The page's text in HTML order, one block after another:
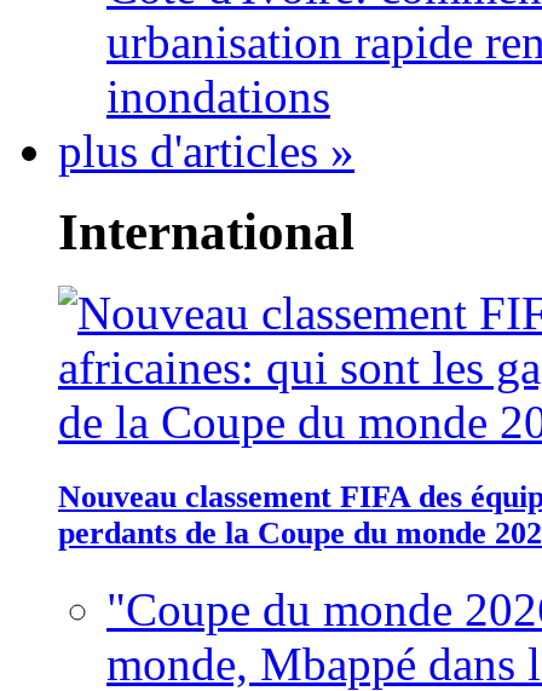
urbanisation rapide
inondations
plus d'articles »
International
Nouveau classement FIFA des
perdants de la Coupe du monde
"Coupe du monde
monde, Mbappé dans